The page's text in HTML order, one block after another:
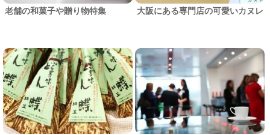
老舗の和菓子や贈り物特集 大阪にある専門店の可愛いカヌレ